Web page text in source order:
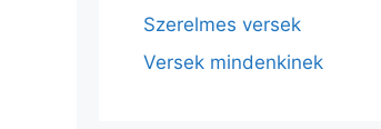
Szerelmes versek
Versek mindenkinek